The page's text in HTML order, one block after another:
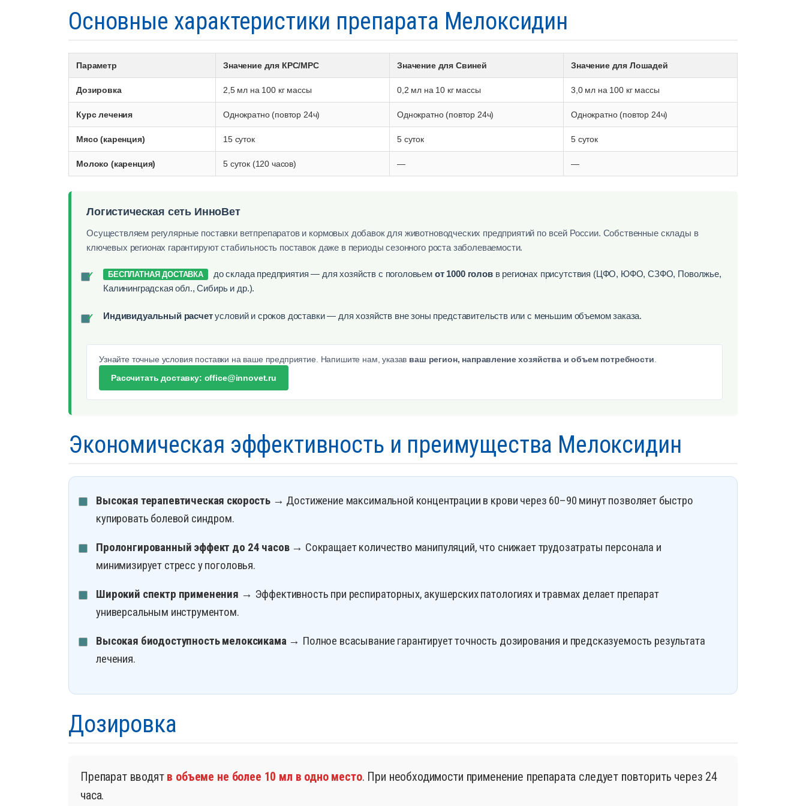
Основные характеристики препарата Мелоксидин
Параметр Значение для КРС/МРС Значение для Свиней Значение для Лошадей
Дозировка 2,5 мл на 100 кг массы 0,2 мл на 10 кг массы 3,0 мл на 100 кг массы
Курс лечения Однократно (повтор 24ч) Однократно (повтор 24ч) Однократно (повтор 24ч)
Мясо (каренция) 15 суток 5 суток 5 суток
Молоко (каренция) 5 суток (120 часов) — —
Логистическая сеть ИнноВет
Осуществляем регулярные поставки ветпрепаратов и кормовых добавок для животноводческих предприятий по всей России. Собственные склады в
ключевых регионах гарантируют стабильность поставок даже в периоды сезонного роста заболеваемости.
✓ БЕСПЛАТНАЯ ДОСТАВКА до склада предприятия — для хозяйств с поголовьем от 1000 головв регионах присутствия (ЦФО, ЮФО, СЗФО, Поволжье,
Калининградская обл., Сибирь и др.).
✓ Индивидуальный расчетусловий и сроков доставки — для хозяйств вне зоны представительств или с меньшим объемом заказа.
Узнайте точные условия поставки на ваше предприятие. Напишите нам, указав ваш регион, направление хозяйства и объем потребности.
Рассчитать доставку: office@innovet.ru
Экономическая эффективность и преимущества Мелоксидин
Высокая терапевтическая скорость→ Достижение максимальной концентрации в крови через 60–90 минут позволяет быстро
купировать болевой синдром.
Пролонгированный эффект до 24 часов→ Сокращает количество манипуляций, что снижает трудозатраты персонала и
минимизирует стресс у поголовья.
Широкий спектр применения → Эффективность при респираторных, акушерских патологиях и травмах делает препарат
универсальным инструментом.
Высокая биодоступность мелоксикама→ Полное всасывание гарантирует точность дозирования и предсказуемость результата
лечения.
Дозировка
Препарат вводят в объеме не более 10 мл в одно место. При необходимости применение препарата следует повторить через 24
часа.